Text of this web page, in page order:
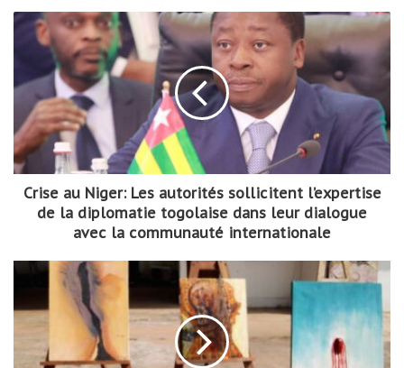
Crise au Niger: Les autorités sollicitent l’expertise
de la diplomatie togolaise dans leur dialogue
avec la communauté internationale